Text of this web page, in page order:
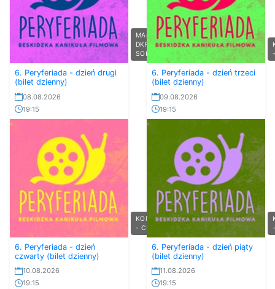
MAŁY
DKF
SOKOLE...
6. Peryferiada - dzień drugi
(bilet dzienny)
08.08.2026
19:15
6. Peryferiada - dzień trzeci
(bilet dzienny)
09.08.2026
19:15
KONCERTY
- CENT...
6. Peryferiada - dzień
czwarty (bilet dzienny)
10.08.2026
19:15
6. Peryferiada - dzień piąty
(bilet dzienny)
11.08.2026
19:15